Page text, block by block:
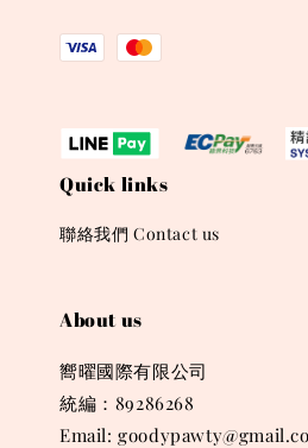
Quick links
聯絡我們 Contact us
About us
嚮曜國際有限公司
統編：89286268
Email: